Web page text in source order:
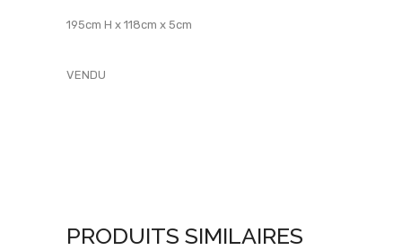
195cm H x 118cm x 5cm
VENDU
PRODUITS SIMILAIRES